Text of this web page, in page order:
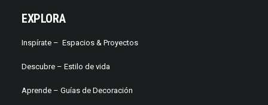
EXPLORA
Inspírate – Espacios & Proyectos
Descubre – Estilo de vida
Aprende – Guías de Decoración